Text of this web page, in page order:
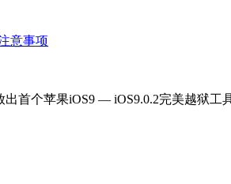
首个苹果iOS9 — iOS9.0.2完美越狱